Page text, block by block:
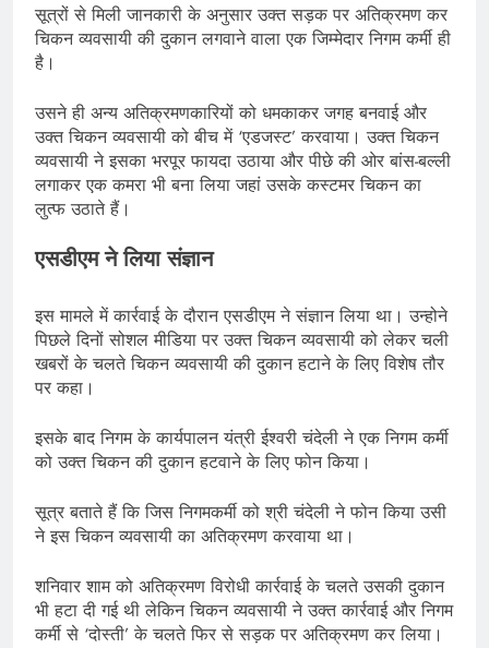
सूत्रों से मिली जानकारी के अनुसार उक्त सड़क पर अतिक्रमण कर
चिकन व्यवसायी की दुकान लगवाने वाला एक जिम्मेदार निगम कर्मी ही
है।
उसने ही अन्य अतिक्रमणकारियों को धमकाकर जगह बनवाई और
उक्त चिकन व्यवसायी को बीच में ‘एडजस्ट’ करवाया। उक्त चिकन
व्यवसायी ने इसका भरपूर फायदा उठाया और पीछे की ओर बांस-बल्ली
लगाकर एक कमरा भी बना लिया जहां उसके कस्टमर चिकन का
लुत्फ उठाते हैं।
एसडीएम ने लिया संज्ञान
इस मामले में कार्रवाई के दौरान एसडीएम ने संज्ञान लिया था। उन्होने
पिछले दिनों सोशल मीडिया पर उक्त चिकन व्यवसायी को लेकर चली
खबरों के चलते चिकन व्यवसायी की दुकान हटाने के लिए विशेष तौर
पर कहा।
इसके बाद निगम के कार्यपालन यंत्री ईश्वरी चंदेली ने एक निगम कर्मी
को उक्त चिकन की दुकान हटवाने के लिए फोन किया।
सूत्र बताते हैं कि जिस निगमकर्मी को श्री चंदेली ने फोन किया उसी
ने इस चिकन व्यवसायी का अतिक्रमण करवाया था।
शनिवार शाम को अतिक्रमण विरोधी कार्रवाई के चलते उसकी दुकान
भी हटा दी गई थी लेकिन चिकन व्यवसायी ने उक्त कार्रवाई और निगम
कर्मी से ‘दोस्ती’ के चलते फिर से सड़क पर अतिक्रमण कर लिया।